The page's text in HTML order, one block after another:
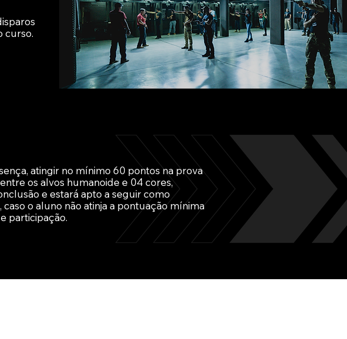
curso.
atingir no mínimo 60 pontos na prova
os alvos humanoide e 04 cores,
e estará apto a seguir como
o aluno não atinja a pontuação mínima
participação.